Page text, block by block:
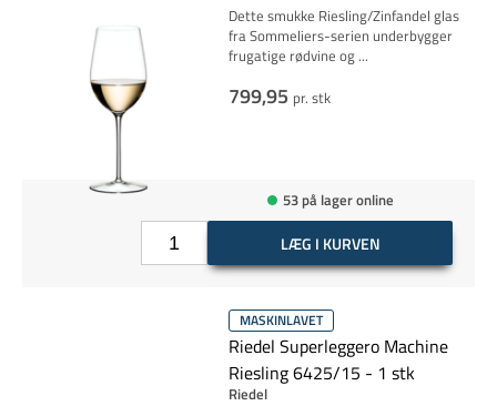
Dette smukke Riesling/Zinfandel glas
fra Sommeliers-serien underbygger
frugatige rødvine og ...
799,95 pr. stk
53 på lager online
LÆG I KURVEN
MASKINLAVET
Riedel Superleggero Machine
Riesling 6425/15 - 1 stk
Riedel